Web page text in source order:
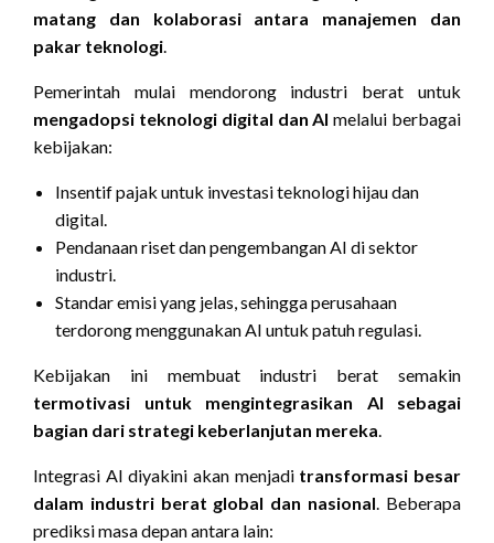
matang dan kolaborasi antara manajemen dan
pakar teknologi.
Pemerintah mulai mendorong industri berat untuk
mengadopsi teknologi digital dan AI melalui berbagai
kebijakan:
Insentif pajak untuk investasi teknologi hijau dan
digital.
Pendanaan riset dan pengembangan AI di sektor
industri.
Standar emisi yang jelas, sehingga perusahaan
terdorong menggunakan AI untuk patuh regulasi.
Kebijakan ini membuat industri berat semakin
termotivasi untuk mengintegrasikan AI sebagai
bagian dari strategi keberlanjutan mereka.
Integrasi AI diyakini akan menjadi transformasi besar
dalam industri berat global dan nasional. Beberapa
prediksi masa depan antara lain: